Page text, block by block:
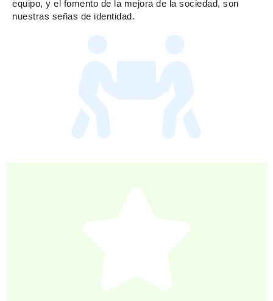
equipo, y el fomento de la mejora de la sociedad, son
nuestras señas de identidad.